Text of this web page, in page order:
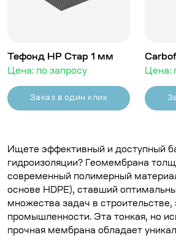
Тефонд HP Стар 1 мм
Цена: по запросу
Заказ в один клик
Цена:
Ищете эффективный и доступный
гидроизоляции? Геомембрана
современный полимерный
основе HDPE), ставший
множества задач в строительстве,
промышленности. Эта тонкая, но
прочная мембрана обладает